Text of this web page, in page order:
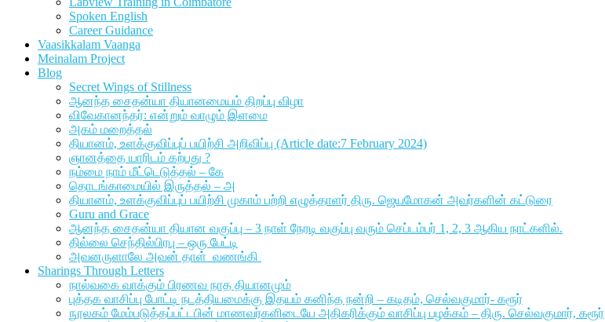
Spoken English
Career Guidance
Vaasikkalam Vaanga
Meinalam Project
Blog
Secret Wings of Stillness
ஆனந்த சைதன்யா தியானமையம் திறப்பு விழா
விவேகானந்தர்: என்றும் வாழும் இளமை
அகம் மறைத்தல்
தியானம், உளக்குவிப்புப் பயிற்சி அறிவிப்பு (Article date:7 February 2024)
ஞானத்தை யாரிடம் கற்பது ?
நம்மை நாம் மீட்டெடுத்தல் – கே
தொடங்காமையில் இருத்தல் – அ
தியானம், உளக்குவிப்புப் பயிற்சி முகாம் பற்றி எழுத்தாளர் திரு. ஜெயமோகன் அவர்களின் கட்டுரை
Guru and Grace
ஆனந்த சைதன்யா தியான வகுப்பு – 3 நாள் நேரடி வகுப்பு வரும் செப்டம்பர் 1, 2, 3 ஆகிய நாட்களில்.
தில்லை செந்தில்பிரபு – ஒரு பேட்டி
அவனருளாலே அவன் தாள் வணங்கி
Sharings Through Letters
நால்வகை வாக்கும் பிரணவ நாத தியானமும்
புத்தக வாசிப்பு போட்டி நடத்தியமைக்கு இதயம் கனிந்த நன்றி – கடிதம், செல்வகுமார்- கரூர்
நூலகம் மேம்படுத்தப்பட்டபின் மாணவர்களிடையே அதிகரிக்கும் வாசிப்பு பழக்கம் – திரு. செல்வகுமார், கரூர்